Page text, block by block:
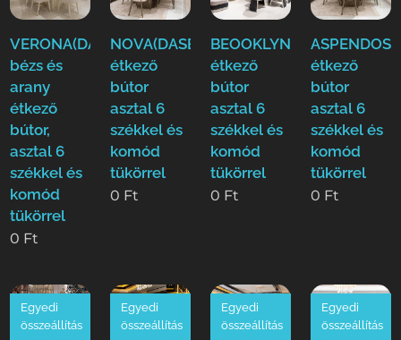
VERONA(DASE)
bézs és
arany
étkező
bútor,
asztal 6
székkel és
komód
tükörrel
0 Ft
NOVA(DASE)
étkező
bútor
asztal 6
székkel és
komód
tükörrel
0 Ft
BEOOKLYN(DASE)
étkező
bútor
asztal 6
székkel és
komód
tükörrel
0 Ft
étkező
bútor
asztal 6
székkel és
komód
tükörrel
0 Ft
Egyedi
összeállítás
Egyedi
összeállítás
Egyedi
összeállítás
Egyedi
összeállítás